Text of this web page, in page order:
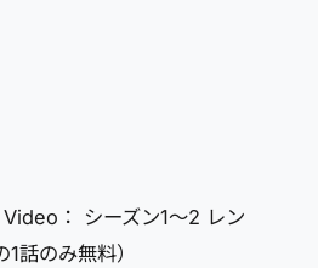
： シーズン1～2 レン
話のみ無料）